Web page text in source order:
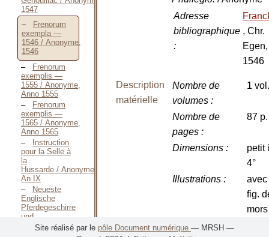
1547
Frenorum
exempla —
1546 / Anonyme,
1546
Frenorum
exemplis —
1555 / Anonyme,
Anno 1555
Frenorum
exemplis —
1565 / Anonyme,
Anno 1565
Instruction
pour la Selle à
la
Hussarde / Anonyme,
An IX
Neueste
Englische
Pferdegeschirre
und
Zäumung / Anonyme,
Adresse
bibliographique
:
, Chr.
Egen,
1546
Description
matérielle
Nombre de
volumes:
1 vol.
Nombre de
pages:
87 p.
Dimensions:
petit
4°
Illustrations:
avec
fig.
Site réalisé par le pôle Document numérique — MRSH —